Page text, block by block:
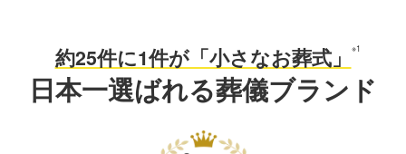
約25件に1件が「小さなお葬式」 ※1
日本一選ばれる葬儀ブランド